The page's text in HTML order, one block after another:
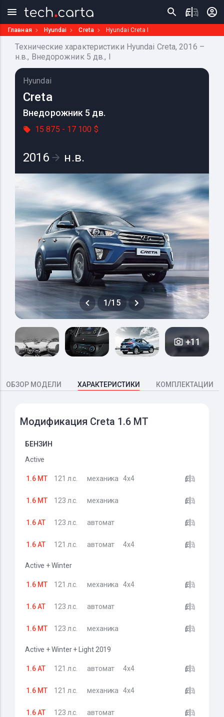
Главная Hyundai Creta Hyundai Creta I
Технические характеристики Hyundai Creta, 2016 –
н.в., Внедорожник 5 дв., I
Hyundai
Creta
Внедорожник 5 дв.
15 875 - 17 100 $
2016 н.в.
1/15
+11
ОБЗОР МОДЕЛИ ХАРАКТЕРИСТИКИ КОМПЛЕКТАЦИИ
Модификация Creta 1.6 MT
БЕНЗИН
Active
1.6 MT 121 л.с. механика 4x4
1.6 MT 123 л.с. механика
1.6 AT 123 л.с. автомат
1.6 AT 121 л.с. автомат 4x4
Active + Winter
1.6 MT 121 л.с. механика 4x4
1.6 AT 123 л.с. автомат
1.6 MT 123 л.с. механика
Active + Winter + Light 2019
1.6 AT 121 л.с. автомат 4x4
1.6 MT 121 л.с. механика 4x4
1.6 AT 123 л.с. автомат